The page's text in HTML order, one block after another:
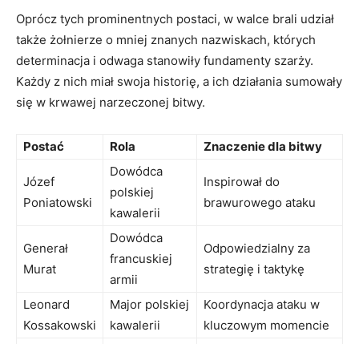
Oprócz tych prominentnych postaci, ⁤w walce‍ brali udział ​
także żołnierze o mniej ⁢znanych nazwiskach, których
determinacja i‌ odwaga stanowiły fundamenty szarży. ​
Każdy z nich miał swoja historię, a ich działania sumowały
się w krwawej narzeczonej ​bitwy.
Postać Rola Znaczenie dla bitwy
Józef
Poniatowski
Dowódca
polskiej
kawalerii
Inspirował do⁣
brawurowego ataku
Generał
‌Murat
Dowódca
francuskiej
armii
Odpowiedzialny za
strategię i taktykę
Leonard
Kossakowski
Major polskiej
kawalerii
Koordynacja ataku w
kluczowym momencie